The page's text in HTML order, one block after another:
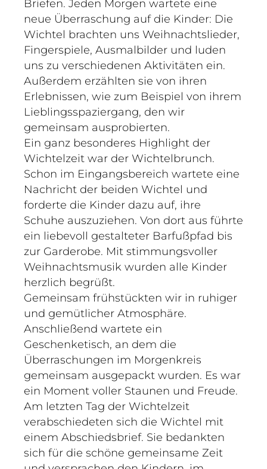
Briefen. Jeden Morgen wartete eine
neue Überraschung auf die Kinder: Die
Wichtel brachten uns Weihnachtslieder,
Fingerspiele, Ausmalbilder und luden
uns zu verschiedenen Aktivitäten ein.
Außerdem erzählten sie von ihren
Erlebnissen, wie zum Beispiel von ihrem
Lieblingsspaziergang, den wir
gemeinsam ausprobierten.
Ein ganz besonderes Highlight der
Wichtelzeit war der Wichtelbrunch.
Schon im Eingangsbereich wartete eine
Nachricht der beiden Wichtel und
forderte die Kinder dazu auf, ihre
Schuhe auszuziehen. Von dort aus führte
ein liebevoll gestalteter Barfußpfad bis
zur Garderobe. Mit stimmungsvoller
Weihnachtsmusik wurden alle Kinder
herzlich begrüßt.
Gemeinsam frühstückten wir in ruhiger
und gemütlicher Atmosphäre.
Anschließend wartete ein
Geschenketisch, an dem die
Überraschungen im Morgenkreis
gemeinsam ausgepackt wurden. Es war
ein Moment voller Staunen und Freude.
Am letzten Tag der Wichtelzeit
verabschiedeten sich die Wichtel mit
einem Abschiedsbrief. Sie bedankten
sich für die schöne gemeinsame Zeit